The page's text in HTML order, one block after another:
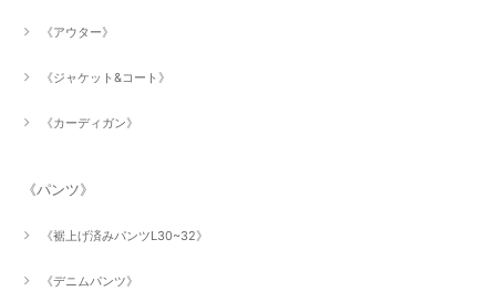
《アウター》
《ジャケット&コート》
《カーディガン》
《パンツ》
《裾上げ済みパンツL30~32》
《デニムパンツ》